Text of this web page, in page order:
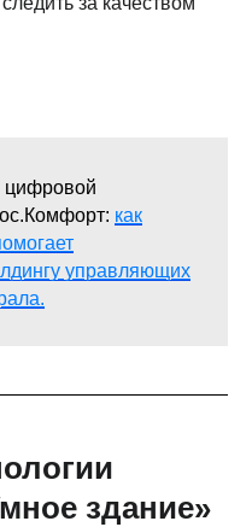
цифровой
как
управляющих
здание»